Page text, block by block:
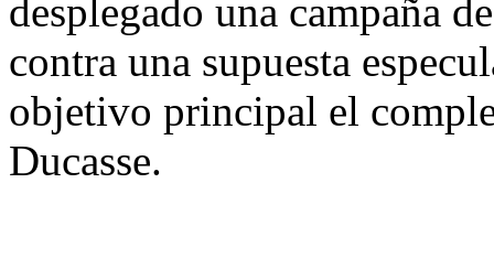
desplegado una campaña
contra una supuesta
objetivo principal el
Ducasse.